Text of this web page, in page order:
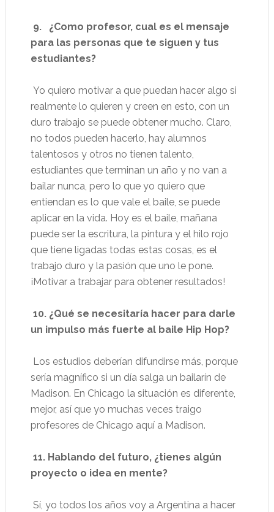
9. ¿Como profesor, cual es el mensaje
para las personas que te siguen y tus
estudiantes?
Yo quiero motivar a que puedan hacer algo si
realmente lo quieren y creen en esto, con un
duro trabajo se puede obtener mucho. Claro,
no todos pueden hacerlo, hay alumnos
talentosos y otros no tienen talento,
estudiantes que terminan un año y no van a
bailar nunca, pero lo que yo quiero que
entiendan es lo que vale el baile, se puede
aplicar en la vida. Hoy es el baile, mañana
puede ser la escritura, la pintura y el hilo rojo
que tiene ligadas todas estas cosas, es el
trabajo duro y la pasión que uno le pone.
¡Motivar a trabajar para obtener resultados!
10. ¿Qué se necesitaría hacer para darle
un impulso más fuerte al baile Hip Hop?
Los estudios deberían difundirse más, porque
sería magnífico si un día salga un bailarín de
Madison. En Chicago la situación es diferente,
mejor, así que yo muchas veces traigo
profesores de Chicago aquí a Madison.
11. Hablando del futuro, ¿tienes algún
proyecto o idea en mente?
Sí, yo todos los años voy a Argentina a hacer